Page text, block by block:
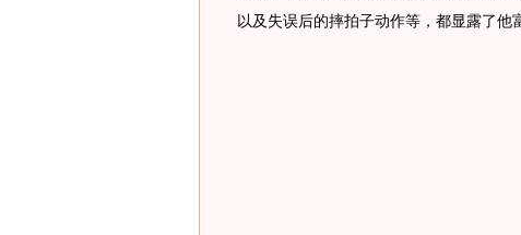
以及失误后的摔拍子动作等，都显露了他